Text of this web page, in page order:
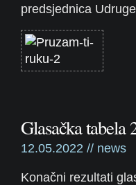
predsjednica
Glasačka tabela
12.05.2022 // news
Konačni rezultati